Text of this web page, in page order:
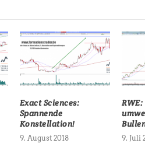
Exact Sciences:
Spannende
Konstellation!
9. August 2018
RWE:
9. Juli